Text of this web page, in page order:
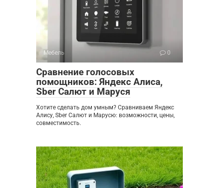
Мебель 0
Сравнение голосовых
помощников: Яндекс Алиса,
Sber Салют и Маруся
Хотите сделать дом умным? Сравниваем Яндекс
Алису, Sber Салют и Марусю: возможности, цены,
совместимость.